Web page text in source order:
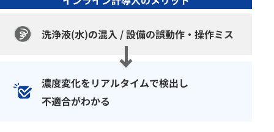
洗浄液(水)の混入 /設備の誤動作・操作ミス
濃度変化をリアルタイムで検出し
不適合がわかる